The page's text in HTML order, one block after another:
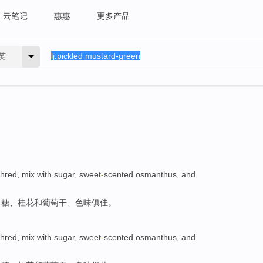
云笔记 惠惠 更多产品
mix with sugar, sweet-scented osmanthus and
桂花和葡萄干 、色味俱佳。
mix with sugar, sweet-scented osmanthus and